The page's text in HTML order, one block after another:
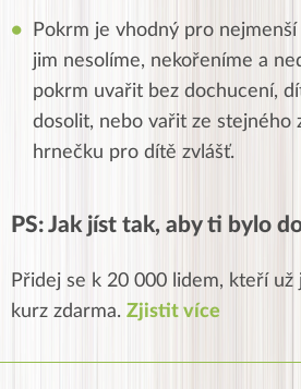
Pokrm je vhodný pro nejmenší
jim nesolíme, nekořeníme a
pokrm uvařit bez dochucení,
dosolit, nebo vařit ze stejného
hrnečku pro dítě zvlášť.
PS: Jak jíst tak, aby ti bylo
Přidej se k 20 000 lidem, kteří už
kurz zdarma. Zjistit více